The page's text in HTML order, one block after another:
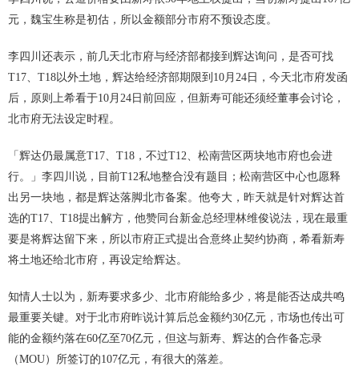
元，魏宝生称是初估，所以金额部分市府不预设态度。
李四川还表示，前几天北市府与经济部都接到辉达询问，是否可找
T17、T18以外土地，辉达给经济部期限到10月24日，今天北市府发函
后，原则上希看于10月24日前回应，但新寿可能还须经董事会讨论，
北市府无法设定时程。
「辉达仍最属意T17、T18，不过T12、松南营区两块地市府也会进
行。」李四川说，目前T12私地整合没有题目；松南营区中心也愿释
出另一块地，都是辉达落脚北市备案。他夸大，昨天就是针对辉达首
选的T17、T18提出解方，他赞同台新金总经理林维俊说法，现在最重
要是将辉达留下来，所以市府正式提出合意终止契约协商，希看新寿
将土地还给北市府，再设定给辉达。
知情人士以为，新寿要求多少、北市府能给多少，将是能否达成共鸣
最重要关键。对于北市府昨说计算后总金额约30亿元，市场也传出可
能的金额约落在60亿至70亿元，但这与新寿、辉达的合作备忘录
（MOU）所签订的107亿元，有很大的落差。